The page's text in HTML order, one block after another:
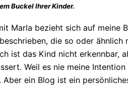
Buckel Ihrer Kinder.
Marla bezieht sich auf meine
die so oder
ist das Kind nicht erkennbar,
Weil es nie meine
Aber ein Blog ist ein